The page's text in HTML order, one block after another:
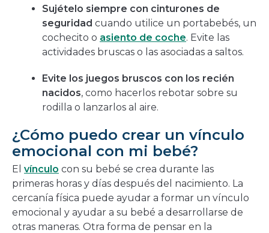
Sujételo siempre con cinturones de
seguridad cuando utilice un portabebés, un
cochecito o asiento de coche. Evite las
actividades bruscas o las asociadas a saltos.
Evite los juegos bruscos con los recién
nacidos, como hacerlos rebotar sobre su
rodilla o lanzarlos al aire.
¿Cómo puedo crear un vínculo
emocional con mi bebé?
El vínculo con su bebé se crea durante las
primeras horas y días después del nacimiento. La
cercanía física puede ayudar a formar un vínculo
emocional y ayudar a su bebé a desarrollarse de
otras maneras. Otra forma de pensar en la